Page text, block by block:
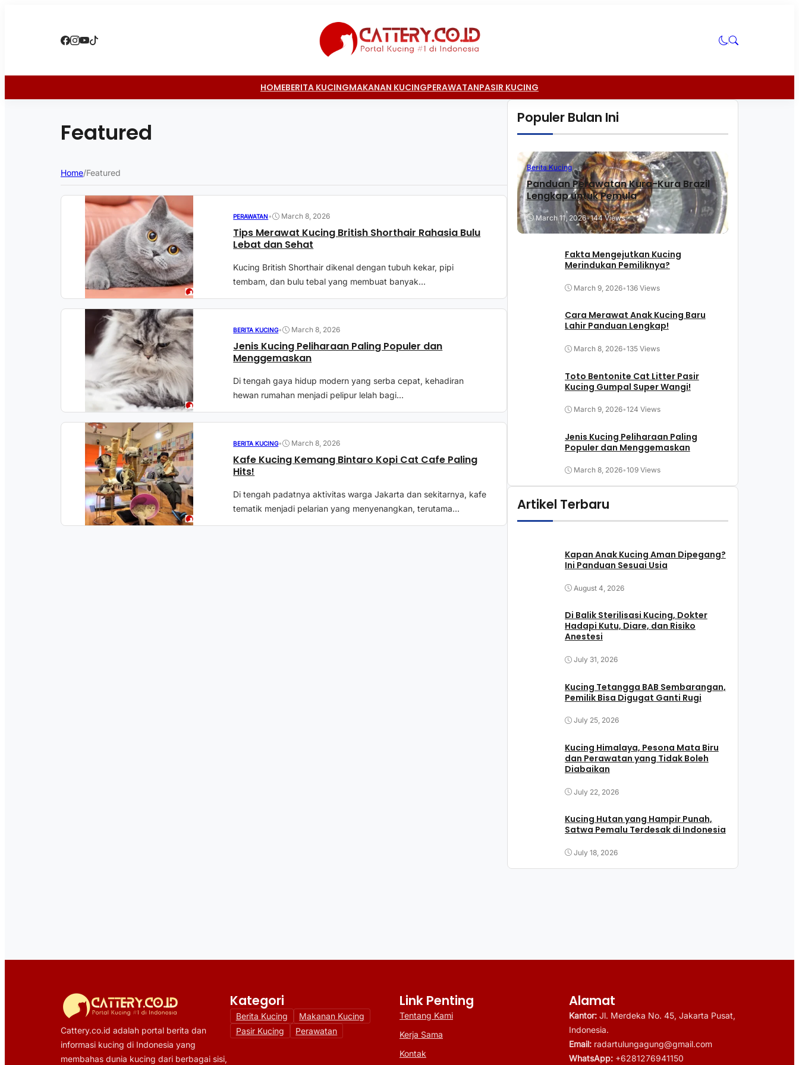
HOMEBERITA KUCINGMAKANAN KUCINGPERAWATANPASIR KUCING
Featured
Home/Featured
PERAWATAN• March 8, 2026
Tips Merawat Kucing British Shorthair Rahasia Bulu
Lebat dan Sehat
Kucing British Shorthair dikenal dengan tubuh kekar, pipi
tembam, dan bulu tebal yang membuat banyak...
BERITA KUCING• March 8, 2026
Jenis Kucing Peliharaan Paling Populer dan
Menggemaskan
Di tengah gaya hidup modern yang serba cepat, kehadiran
hewan rumahan menjadi pelipur lelah bagi...
BERITA KUCING• March 8, 2026
Kafe Kucing Kemang Bintaro Kopi Cat Cafe Paling
Hits!
Di tengah padatnya aktivitas warga Jakarta dan sekitarnya, kafe
tematik menjadi pelarian yang menyenangkan, terutama...
Populer Bulan Ini
Berita Kucing
Panduan Perawatan Kura-Kura Brazil
Lengkap untuk Pemula
March 11, 2026•144 Views
Fakta Mengejutkan Kucing
Merindukan Pemiliknya?
March 9, 2026•136 Views
Cara Merawat Anak Kucing Baru
Lahir Panduan Lengkap!
March 8, 2026•135 Views
Toto Bentonite Cat Litter Pasir
Kucing Gumpal Super Wangi!
March 9, 2026•124 Views
Jenis Kucing Peliharaan Paling
Populer dan Menggemaskan
March 8, 2026•109 Views
Artikel Terbaru
Kapan Anak Kucing Aman Dipegang?
Ini Panduan Sesuai Usia
August 4, 2026
Di Balik Sterilisasi Kucing, Dokter
Hadapi Kutu, Diare, dan Risiko
Anestesi
July 31, 2026
Kucing Tetangga BAB Sembarangan,
Pemilik Bisa Digugat Ganti Rugi
July 25, 2026
Kucing Himalaya, Pesona Mata Biru
dan Perawatan yang Tidak Boleh
Diabaikan
July 22, 2026
Kucing Hutan yang Hampir Punah,
Satwa Pemalu Terdesak di Indonesia
July 18, 2026
Cattery.co.id adalah portal berita dan
informasi kucing di Indonesia yang
membahas dunia kucing dari berbagai sisi,
Kategori
Berita Kucing
Makanan Kucing
Pasir Kucing
Perawatan
Link Penting
Tentang Kami
Kerja Sama
Kontak
Alamat
Kantor: Jl. Merdeka No. 45, Jakarta Pusat,
Indonesia.
Email: radartulungagung@gmail.com
WhatsApp: +6281276941150